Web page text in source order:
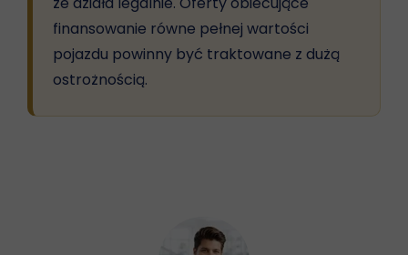
finansowanie równe pełnej wartości
pojazdu powinny być traktowane z dużą
ostrożnością.